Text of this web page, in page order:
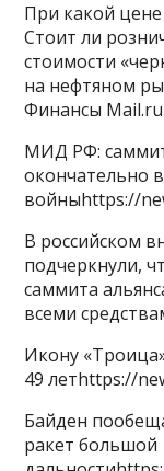
При какой
Стоит ли
стоимости
на нефтяном
Финансы Mail.ru
МИД РФ:
окончательно
войныhttps://
В российском
подчеркнули,
саммита
всеми
Икону
49 летhttps://
Байден
ракет большой